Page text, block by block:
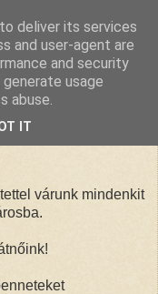
várunk mindenkit
deliver its services
and user-agent are
and security
usage
abuse.
IT